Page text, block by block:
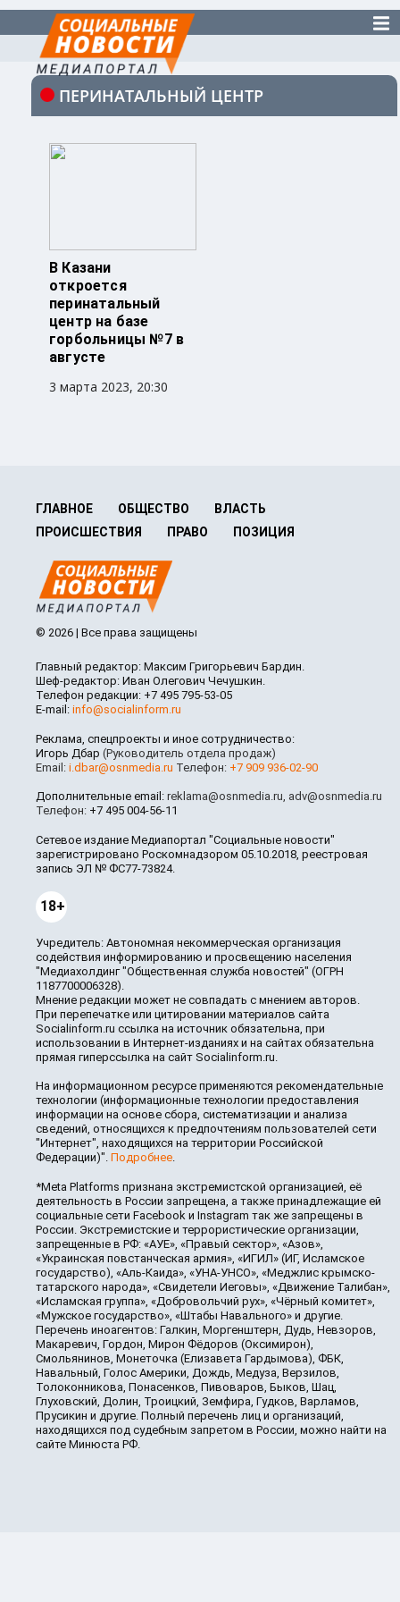
ПЕРИНАТАЛЬНЫЙ ЦЕНТР
В Казани
откроется
перинатальный
центр на базе
горбольницы №7 в
августе
3 марта 2023, 20:30
ГЛАВНОЕ ОБЩЕСТВО
ВЛАСТЬ
ПРОИСШЕСТВИЯ
ПРАВО ПОЗИЦИЯ
© 2026 | Все права защищены
Главный редактор: Максим Григорьевич Бардин.
Шеф-редактор: Иван Олегович Чечушкин.
Телефон редакции: +7 495 795-53-05
E-mail: info@socialinform.ru
Реклама, спецпроекты и иное сотрудничество:
Игорь Дбар (Руководитель отдела продаж)
Email: i.dbar@osnmedia.ru Телефон: +7 909 936-02-90
Дополнительные email: reklama@osnmedia.ru, adv@osnmedia.ru
Телефон: +7 495 004-56-11
Сетевое издание Медиапортал "Социальные новости"
зарегистрировано Роскомнадзором 05.10.2018, реестровая
запись ЭЛ № ФС77-73824.
18+
Учредитель: Автономная некоммерческая организация
содействия информированию и просвещению населения
"Медиахолдинг "Общественная служба новостей" (ОГРН
1187700006328).
Мнение редакции может не совпадать с мнением авторов.
При перепечатке или цитировании материалов сайта
Socialinform.ru ссылка на источник обязательна, при
использовании в Интернет-изданиях и на сайтах обязательна
прямая гиперссылка на сайт Socialinform.ru.
На информационном ресурсе применяются рекомендательные
технологии (информационные технологии предоставления
информации на основе сбора, систематизации и анализа
сведений, относящихся к предпочтениям пользователей сети
"Интернет", находящихся на территории Российской
Федерации)". Подробнее.
*Meta Platforms признана экстремистской организацией, её
деятельность в России запрещена, а также принадлежащие ей
социальные сети Facebook и Instagram так же запрещены в
России. Экстремистские и террористические организации,
запрещенные в РФ: «АУЕ», «Правый сектор», «Азов»,
«Украинская повстанческая армия», «ИГИЛ» (ИГ, Исламское
государство), «Аль-Каида», «УНА-УНСО», «Меджлис крымско-
татарского народа», «Свидетели Иеговы», «Движение Талибан»,
«Исламская группа», «Добровольчий рух», «Чёрный комитет»,
«Мужское государство», «Штабы Навального» и другие.
Перечень иноагентов: Галкин, Моргенштерн, Дудь, Невзоров,
Макаревич, Гордон, Мирон Фёдоров (Оксимирон),
Смольянинов, Монеточка (Елизавета Гардымова), ФБК,
Навальный, Голос Америки, Дождь, Медуза, Верзилов,
Толоконникова, Понасенков, Пивоваров, Быков, Шац,
Глуховский, Долин, Троицкий, Земфира, Гудков, Варламов,
Прусикин и другие. Полный перечень лиц и организаций,
находящихся под судебным запретом в России, можно найти на
сайте Минюста РФ.